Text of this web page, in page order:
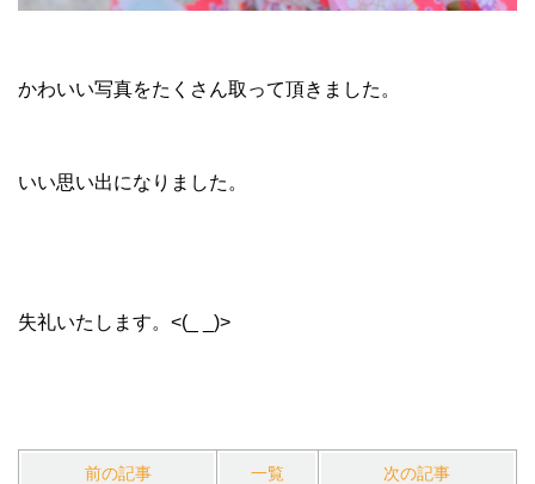
かわいい写真をたくさん取って頂きました。
いい思い出になりました。
失礼いたします。<(_ _)>
前の記事 一覧 次の記事